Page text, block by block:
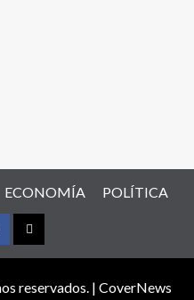
ECONOMÍA POLÍTICA
Twitter
reservados. | CoverNews